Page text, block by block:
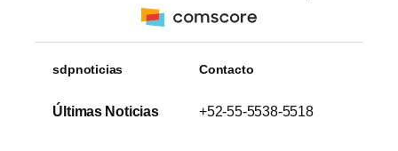
sdpnoticias
Últimas Noticias
Contacto
+52-55-5538-5518